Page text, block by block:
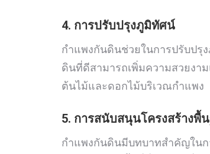
4. การปรับปรุงภูมิทัศน์
กำแพงกันดินช่วยในการปรับปรุ
ดินที่ดีสามารถเพิ่มความสวยงา
ต้นไม้และดอกไม้บริเวณกำแพง
5. การสนับสนุนโครงสร้างพื้
กำแพงกันดินมีบทบาทสำคัญในก